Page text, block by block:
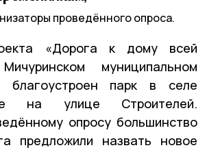
проведённого опроса.
«Дорога к дому всей
муниципальном
благоустроен парк в селе
на улице Строителей.
опросу большинство
предложили назвать новое